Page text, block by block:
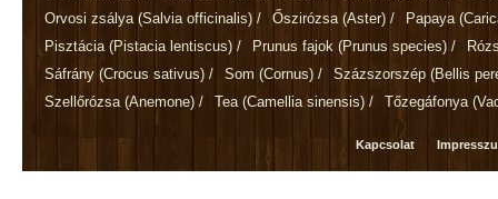
Orvosi zsálya (Salvia officinalis) / Őszirózsa (Aster) / Papaya
Pisztácia (Pistacia lentiscus) / Prunus fajok (Prunus species) /
Sáfrány (Crocus sativus) / Som (Cornus) / Százszorszép (Bellis
Szellőrózsa (Anemone) / Tea (Camellia sinensis) / Tőzegáfonya
Kapcsolat